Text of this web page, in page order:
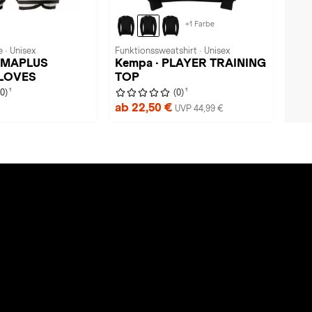
· Unisex
1
+1 Farbe
Funktionssweatshirt · Unisex
Kempa · PLAYER TRAINING
TOP
(0) 1
ab 22,50 € UVP 44,99 €